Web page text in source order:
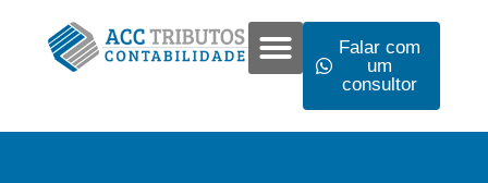
Falar com
um
consultor